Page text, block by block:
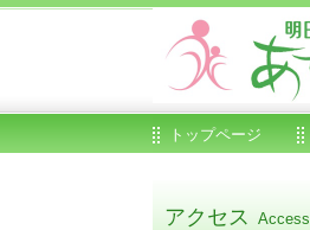
アクセス Access
トップページ